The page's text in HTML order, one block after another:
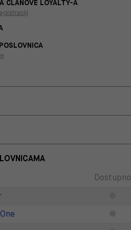
ČLANOVE LOYALTY-A
Dostupno